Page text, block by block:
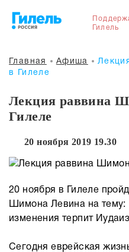
Гилель
Главная Афиша
в Гилеле
Лекция раввина
Гилеле
20 ноября 2019 19.30
20 ноября в Гилеле
Шимона Левина на тему:
изменения терпит
Сегодня еврейская